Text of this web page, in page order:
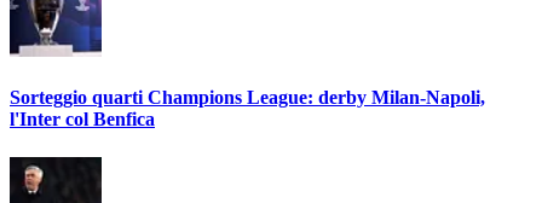
Sorteggio quarti Champions League: derby Milan-Napoli,
l'Inter col Benfica